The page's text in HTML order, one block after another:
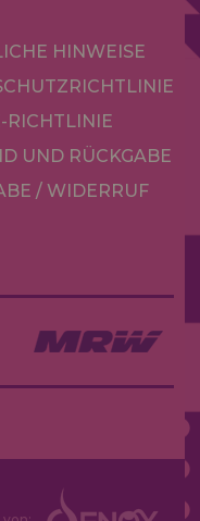
HINWEISE
RICHTLINIE
UND RÜCKGABE
/ WIDERRUF